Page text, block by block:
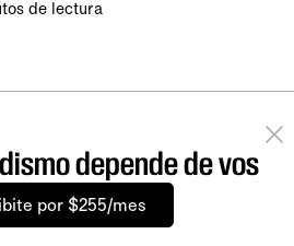
de lectura
depende de vos
por $255/mes